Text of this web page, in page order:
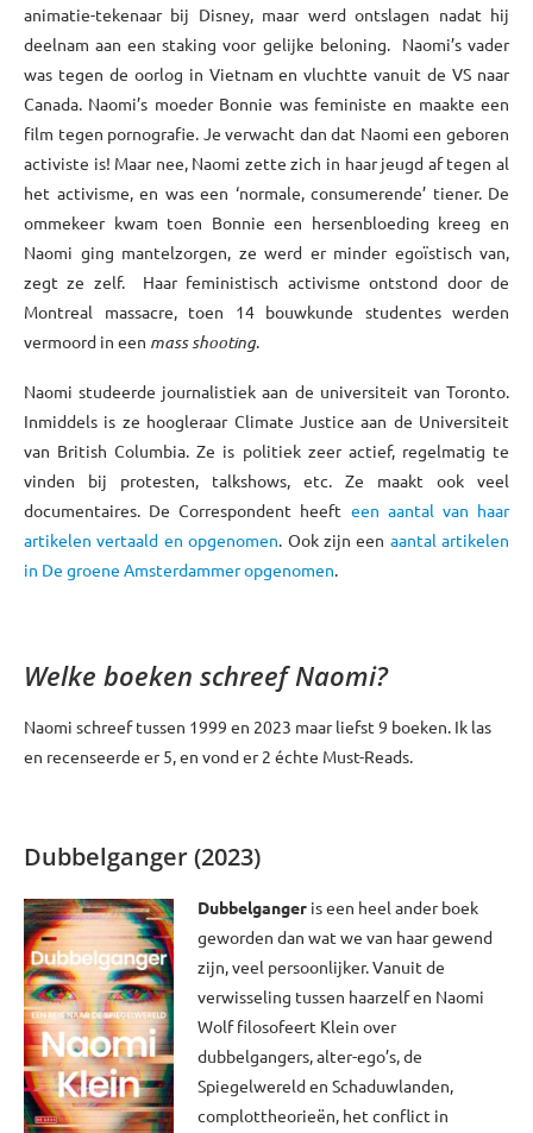
animatie-tekenaar bij Disney, maar werd ontslagen nadat hij
deelnam aan een staking voor gelijke beloning. Naomi’s vader
was tegen de oorlog in Vietnam en vluchtte vanuit de VS naar
Canada. Naomi’s moeder Bonnie was feministe en maakte een
film tegen pornografie. Je verwacht dan dat Naomi een geboren
activiste is! Maar nee, Naomi zette zich in haar jeugd af tegen al
het activisme, en was een ‘normale, consumerende’ tiener. De
ommekeer kwam toen Bonnie een hersenbloeding kreeg en
Naomi ging mantelzorgen, ze werd er minder egoïstisch van,
zegt ze zelf. Haar feministisch activisme ontstond door de
Montreal massacre, toen 14 bouwkunde studentes werden
vermoord in een mass shooting.
Naomi studeerde journalistiek aan de universiteit van Toronto.
Inmiddels is ze hoogleraar Climate Justice aan de Universiteit
van British Columbia. Ze is politiek zeer actief, regelmatig te
vinden bij protesten, talkshows, etc. Ze maakt ook veel
documentaires. De Correspondent heeft een aantal van haar
artikelen vertaald en opgenomen. Ook zijn een aantal artikelen
in De groene Amsterdammer opgenomen.
Welke boeken schreef Naomi?
Naomi schreef tussen 1999 en 2023 maar liefst 9 boeken. Ik las
en recenseerde er 5, en vond er 2 échte Must-Reads.
Dubbelganger (2023)
Dubbelganger is een heel ander boek
geworden dan wat we van haar gewend
zijn, veel persoonlijker. Vanuit de
verwisseling tussen haarzelf en Naomi
Wolf filosofeert Klein over
dubbelgangers, alter-ego’s, de
Spiegelwereld en Schaduwlanden,
complottheorieën, het conflict in